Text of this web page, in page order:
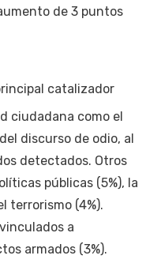
de 3 puntos
catalizador
ciudadana como el
discurso de odio, al
detectados. Otros
públicas (5%), la
terrorismo (4%).
a
armados (3%).